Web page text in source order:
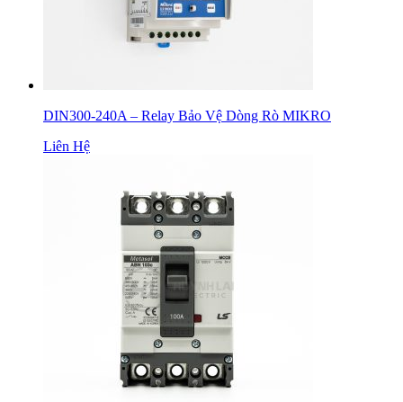
DIN300-240A – Relay Bảo Vệ Dòng Rò MIKRO
Liên Hệ